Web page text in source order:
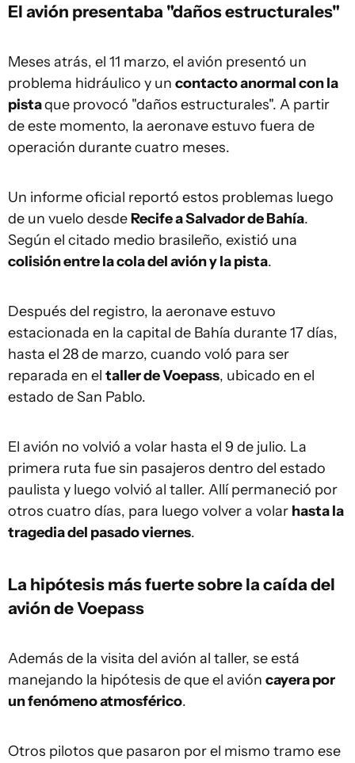
El avión presentaba "daños estructurales"
Meses atrás, el 11 marzo, el avión presentó un
problema hidráulico y un contacto anormal con la
pistaque provocó "daños estructurales". A partir
de este momento, la aeronave estuvo fuera de
operación durante cuatro meses.
Un informe oficial reportó estos problemas luego
de un vuelo desdeRecife a Salvador de Bahía.
Según el citado medio brasileño, existió una
colisión entre la cola del avión y la pista.
Después del registro, la aeronave estuvo
estacionada en la capital de Bahía durante 17 días,
hasta el 28 de marzo, cuando voló para ser
reparada en el taller de Voepass, ubicado en el
estado de San Pablo.
El avión no volvió a volar hasta el 9 de julio. La
primera ruta fue sin pasajeros dentro del estado
paulista y luego volvió al taller. Allí permaneció por
otros cuatro días, para luego volver a volar hasta la
tragedia del pasado viernes.
La hipótesis más fuerte sobre la caída del
avión de Voepass
Además de la visita del avión al taller, se está
manejando la hipótesis de que el avión cayera por
un fenómeno atmosférico.
Otros pilotos que pasaron por el mismo tramo ese